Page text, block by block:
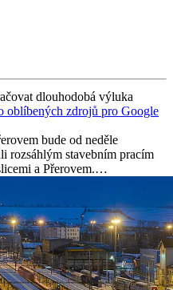
dlouhodobá výluka
oblíbených zdrojů pro Google
bude od neděle
rozsáhlým stavebním pracím
a Přerovem.…